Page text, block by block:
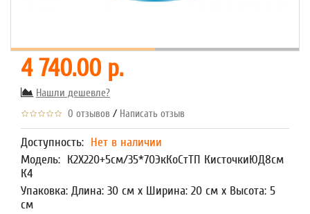
4 740.00 р.
Нашли дешевле?
0 отзывов / Написать отзыв
Доступность: Нет в наличии
Модель: К2Х220+5см/35*70ЭкКоСтТП КисточкиЮД8см
К4
Упаковка: Длина: 30 см x Ширина: 20 см x Высота: 5
см